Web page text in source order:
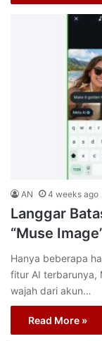
AN 4 weeks ago
Langgar
“Muse
Hanya beberapa
fitur AI terbarunya,
wajah dari akun…
Read More »